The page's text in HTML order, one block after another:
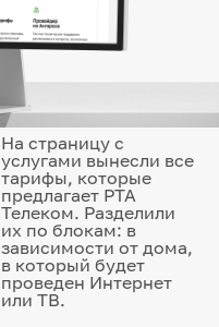
На страницу с
услугами вынесли все
тарифы, которые
предлагает РТА
Телеком. Разделили
их по блокам: в
зависимости от дома,
в который будет
проведен Интернет
или ТВ.